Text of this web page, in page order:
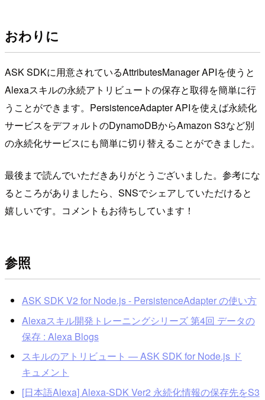
おわりに
ASK SDKに用意されているAttributesManager APIを使うと
Alexaスキルの永続アトリビュートの保存と取得を簡単に行
うことができます。PersistenceAdapter APIを使えば永続化
サービスをデフォルトのDynamoDBからAmazon S3など別
の永続化サービスにも簡単に切り替えることができました。
最後まで読んでいただきありがとうございました。参考にな
るところがありましたら、SNSでシェアしていただけると
嬉しいです。コメントもお待ちしています！
参照
ASK SDK V2 for Node.js - PersistenceAdapter の使い方
Alexaスキル開発トレーニングシリーズ 第4回 データの
保存 : Alexa Blogs
スキルのアトリビュート — ASK SDK for Node.js ド
キュメント
[日本語Alexa] Alexa-SDK Ver2 永続化情報の保存先をS3